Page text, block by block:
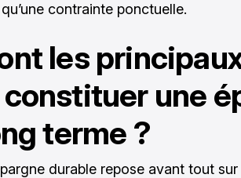
contrainte ponctuelle.
les
une
terme ?
durable repose avant tout